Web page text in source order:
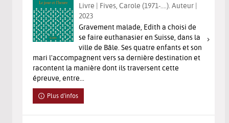
Livre | Fives, Carole (1971-....). Auteur |
2023
Gravement malade, Edith a choisi de
se faire euthanasier en Suisse, dans la
ville de Bâle. Ses quatre enfants et son
mari l'accompagnent vers sa dernière destination et
racontent la manière dont ils traversent cette
épreuve, entre...
Plus d'infos